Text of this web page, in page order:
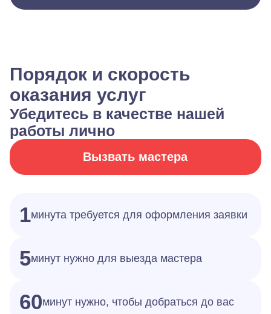
Порядок и скорость
оказания услуг
Убедитесь в качестве нашей
работы лично
Вызвать мастера
1минута требуется для оформления заявки
5минут нужно для выезда мастера
60минут нужно, чтобы добраться до вас